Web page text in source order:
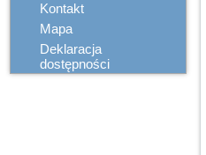
Kontakt
Mapa
Deklaracja
dostępności